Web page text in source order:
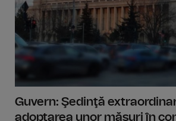
Guvern: Şedinţă
adoptarea unor măsuri în